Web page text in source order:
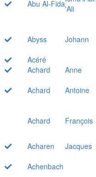
Abu Al-Fida'Ali
Abyss
Johann
Acéré
Achard
Anne
Achard
Antoine
Achard
François
Acharen
Jacques
Achenbach